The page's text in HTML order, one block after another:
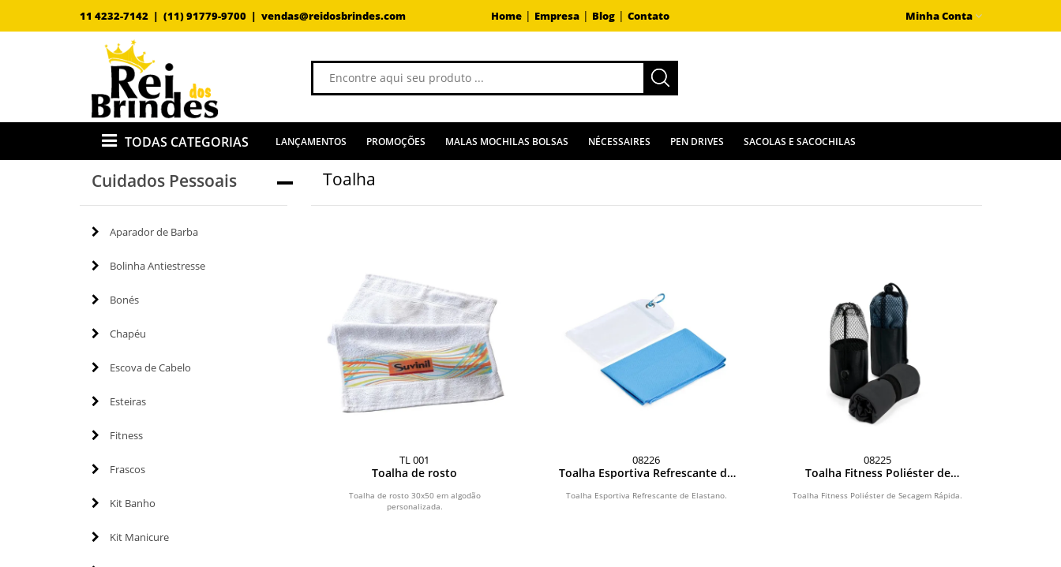
11 4232-7142 | (11) 91779-9700 | vendas@reidosbrindes.com Home| Empresa| Blog| Contato Minha Conta
TODAS CATEGORIAS LANÇAMENTOS PROMOÇÕES MALAS MOCHILAS BOLSAS NÉCESSAIRES PEN DRIVES SACOLAS E SACOCHILAS
Cuidados Pessoais
Aparador de Barba
Bolinha Antiestresse
Bonés
Chapéu
Escova de Cabelo
Esteiras
Fitness
Frascos
Kit Banho
Kit Manicure
Toalha
TL 001
Toalha de rosto
Toalha de rosto 30x50 em algodão
personalizada.
08226
Toalha Esportiva Refrescante de
Toalha Esportiva Refrescante de Elastano.
08225
Toalha Fitness Poliéster de
Toalha Fitness Poliéster de Secagem Rápida.